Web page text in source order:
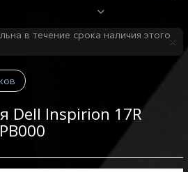
в течение срока наличия этого
Dell Inspirion 17R